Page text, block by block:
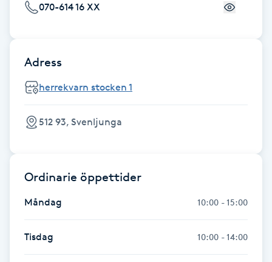
Fransförlängning Volym
Fransk manikyr
Friskvårdsmassage
Funktionsanalys
070-614 16 XX
Adress
herrekvarn stocken 1
512 93, Svenljunga
Ordinarie öppettider
Måndag 10:00 - 15:00
Tisdag 10:00 - 14:00